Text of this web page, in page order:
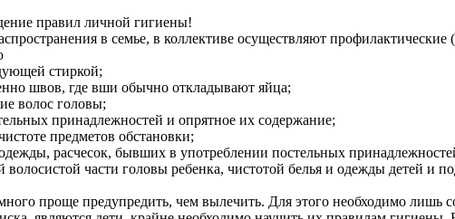
правил личной гигиены!
в семье, в коллективе осуществляют
стиркой;
швов, где вши обычно откладывают яйца;
волос головы;
принадлежностей и опрятное их содержание;
предметов обстановки;
расчесок, бывших в употреблении постельных
волосистой части головы ребенка, чистотой белья и одежды детей и
проще предупредить, чем вылечить. Для этого необходимо